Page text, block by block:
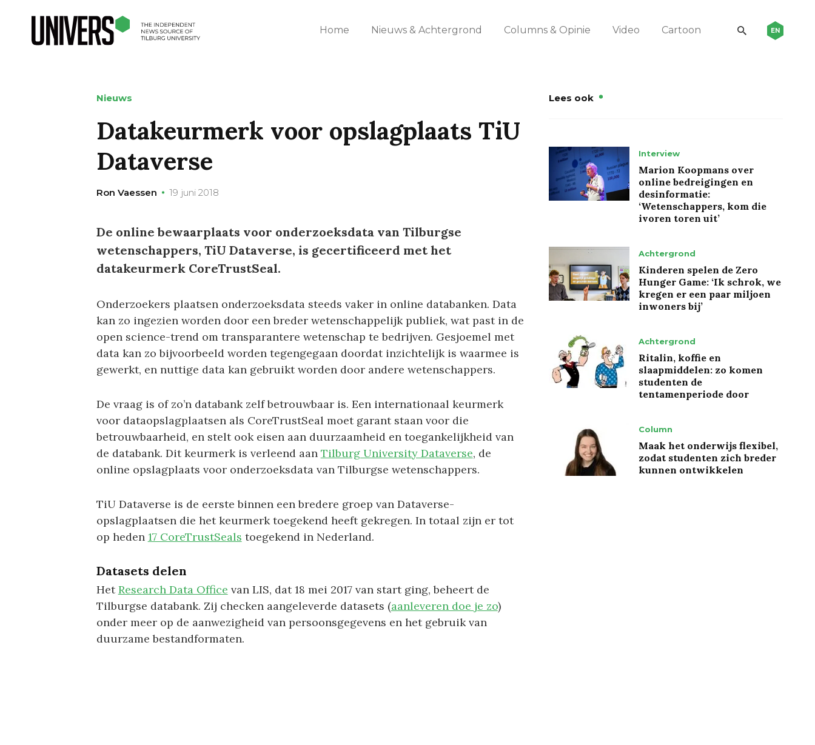
Home Nieuws & Achtergrond Columns & Opinie Video Cartoon EN
Nieuws
Datakeurmerk voor opslagplaats TiU
Dataverse
Ron Vaessen 19 juni 2018
De online bewaarplaats voor onderzoeksdata van Tilburgse
wetenschappers, TiU Dataverse, is gecertificeerd met het
datakeurmerk CoreTrustSeal.
Onderzoekers plaatsen onderzoeksdata steeds vaker in online databanken. Data
kan zo ingezien worden door een breder wetenschappelijk publiek, wat past in de
open science-trend om transparantere wetenschap te bedrijven. Gesjoemel met
data kan zo bijvoorbeeld worden tegengegaan doordat inzichtelijk is waarmee is
gewerkt, en nuttige data kan gebruikt worden door andere wetenschappers.
De vraag is of zo’n databank zelf betrouwbaar is. Een internationaal keurmerk
voor dataopslagplaatsen als CoreTrustSeal moet garant staan voor die
betrouwbaarheid, en stelt ook eisen aan duurzaamheid en toegankelijkheid van
de databank. Dit keurmerk is verleend aan Tilburg University Dataverse, de
online opslagplaats voor onderzoeksdata van Tilburgse wetenschappers.
TiU Dataverse is de eerste binnen een bredere groep van Dataverse-
opslagplaatsen die het keurmerk toegekend heeft gekregen. In totaal zijn er tot
op heden 17 CoreTrustSeals toegekend in Nederland.
Datasets delen
HetResearch Data Office van LIS, dat 18 mei 2017 van start ging, beheert de
Tilburgse databank. Zij checken aangeleverde datasets (aanleveren doe je zo)
onder meer op de aanwezigheid van persoonsgegevens en het gebruik van
duurzame bestandformaten.
Lees ook
Interview
Marion Koopmans over
online bedreigingen en
desinformatie:
‘Wetenschappers, kom die
ivoren toren uit’
Achtergrond
Kinderen spelen de Zero
Hunger Game: ‘Ik schrok, we
kregen er een paar miljoen
inwoners bij’
Achtergrond
Ritalin, koffie en
slaapmiddelen: zo komen
studenten de
tentamenperiode door
Column
Maak het onderwijs flexibel,
zodat studenten zich breder
kunnen ontwikkelen